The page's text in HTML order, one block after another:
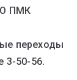
ПМК
переходы
3-50-56.